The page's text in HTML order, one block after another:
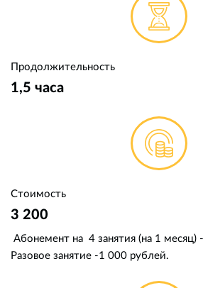
Продолжительность
1,5 часа
Стоимость
3 200
Абонемент на 4 занятия (на 1 месяц) -
Разовое занятие -1 000 рублей.